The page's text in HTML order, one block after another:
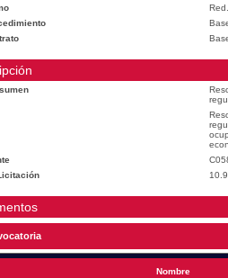
Nombre